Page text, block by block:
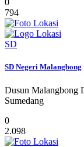
0
794
SD
SD Negeri Malangbong
Dusun Malangbong
Sumedang
0
2.098